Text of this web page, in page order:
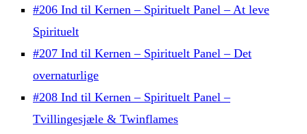
#206 Ind til Kernen – Spirituelt Panel – At leve
Spirituelt
#207 Ind til Kernen – Spirituelt Panel – Det
overnaturlige
#208 Ind til Kernen – Spirituelt Panel –
Tvillingesjæle & Twinflames